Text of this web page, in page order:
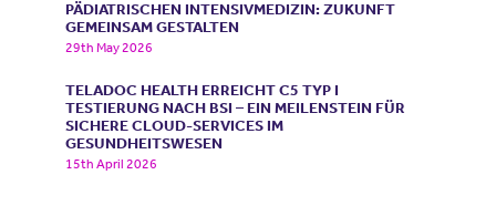
PÄDIATRISCHEN INTENSIVMEDIZIN: ZUKUNFT
GEMEINSAM GESTALTEN
29th May 2026
TELADOC HEALTH ERREICHT C5 TYP I
TESTIERUNG NACH BSI – EIN MEILENSTEIN FÜR
SICHERE CLOUD-SERVICES IM
GESUNDHEITSWESEN
15th April 2026